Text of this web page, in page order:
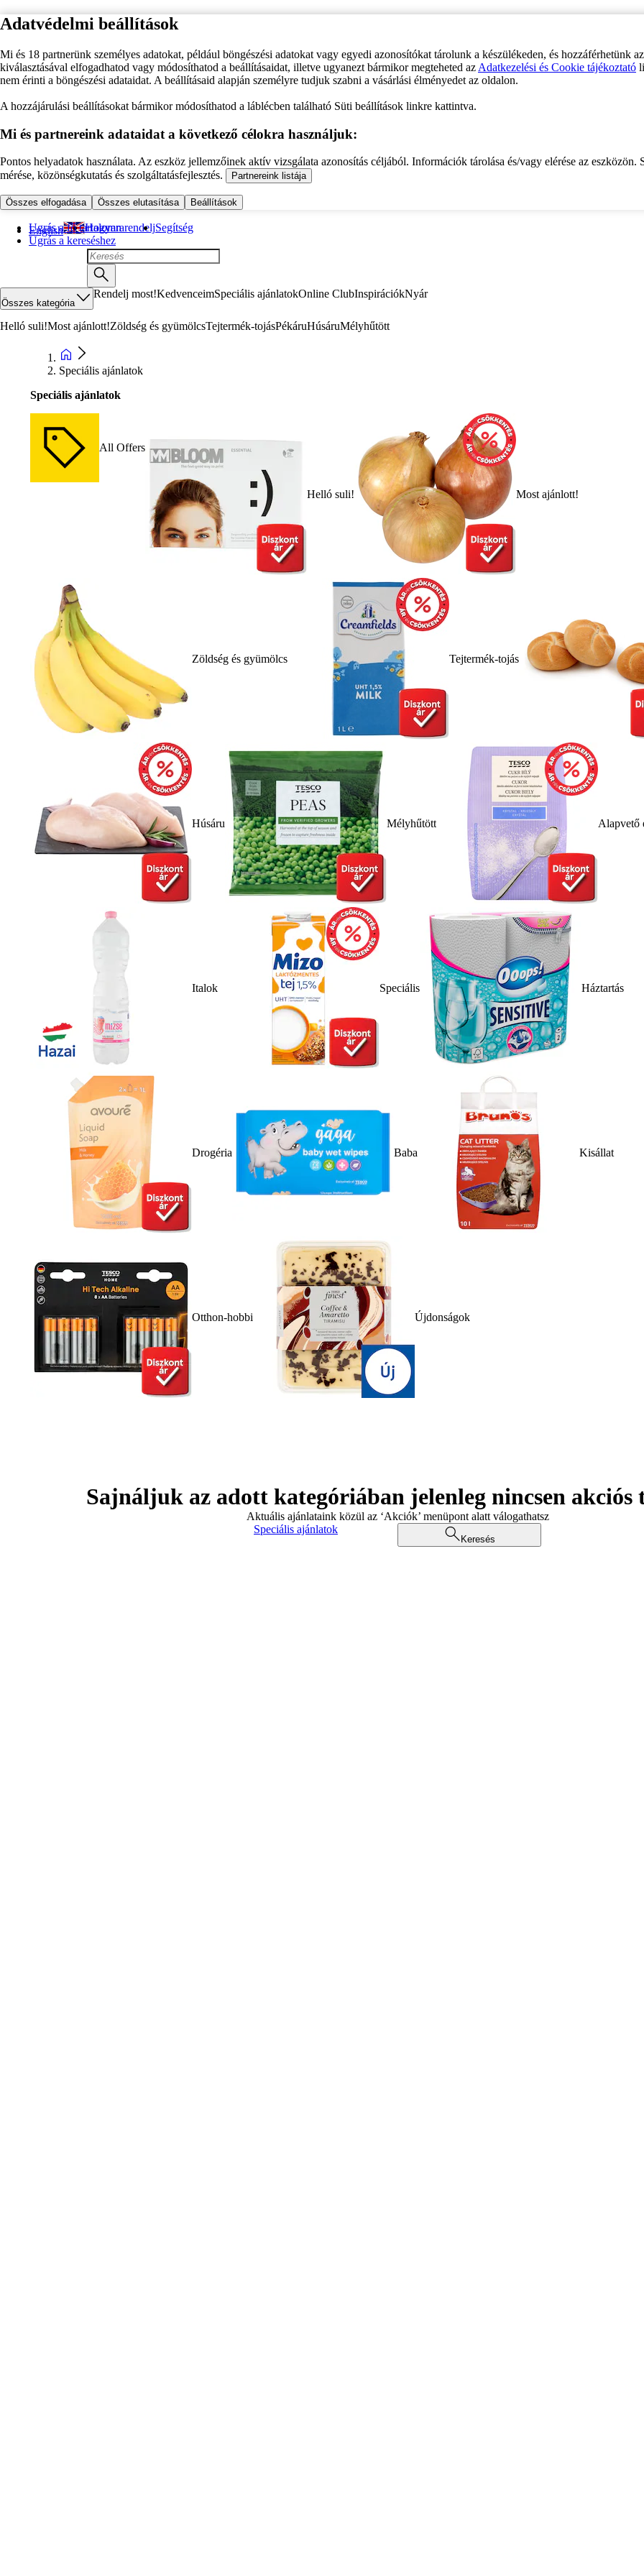
Adatvédelmi beállítások
Mi és 18 partnerünk személyes adatokat, például böngészési adatokat vagy egyedi azonosítókat tárolunk a készülékeden, és hozzáférhetünk
kiválasztásával elfogadhatod vagy módosíthatod a beállításaidat, illetve ugyanezt bármikor megteheted az Adatkezelési és Cookie tájékoztató
nem érinti a böngészési adataidat. A beállításaid alapján személyre tudjuk szabni a vásárlási élményedet az oldalon.
A hozzájárulási beállításokat bármikor módosíthatod a láblécben található Süti beállítások linkre kattintva.
Mi és partnereink adataidat a következő célokra használjuk:
Pontos helyadatok használata. Az eszköz jellemzőinek aktív vizsgálata azonosítás céljából. Információk tárolása és/vagy elérése az eszközön.
mérése, közönségkutatás és szolgáltatásfejlesztés.
Partnereink listája
Összes elfogadása Összes elutasítása Beállítások
Ugrás a fő tartalomra
Ugrás a kereséshez
English Hogyan rendeljSegítség
Összes kategória
Rendelj most!KedvenceimSpeciális ajánlatokOnline ClubInspirációkNyár
Helló suli!Most ajánlott!Zöldség és gyümölcsTejtermék-tojásPékáruHúsáruMélyhűtött
Speciális ajánlatok
Speciális ajánlatok
All Offers
Helló suli! Most ajánlott!
Zöldség és gyümölcs Tejtermék-tojás
Húsáru Mélyhűtött Alapvető
Italok Speciális Háztartás
Drogéria Baba Kisállat
Otthon-hobbi Újdonságok
Sajnáljuk az adott kategóriában jelenleg nincsen akciós
Aktuális ajánlataink közül az ‘Akciók’ menüpont alatt válogathatsz
Speciális ajánlatok
Keresés